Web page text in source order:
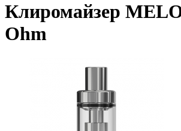
Клиромайзер
Ohm